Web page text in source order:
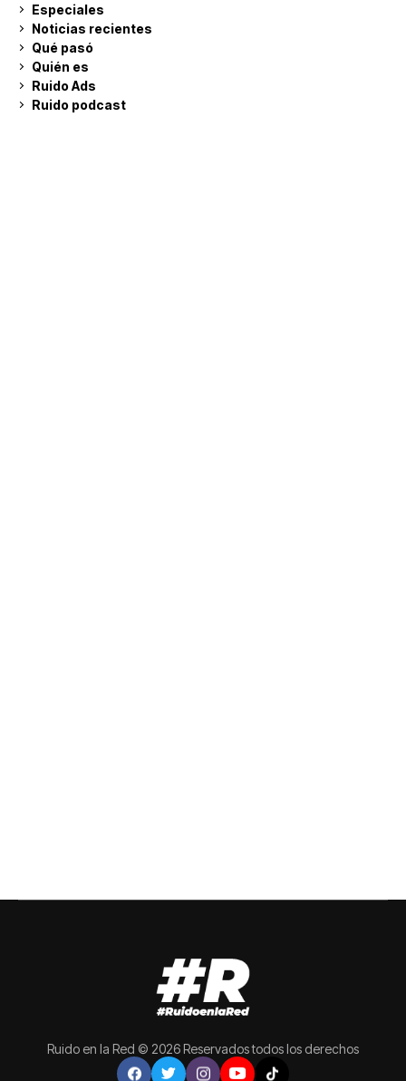
Especiales
Noticias recientes
Qué pasó
Quién es
Ruido Ads
Ruido podcast
Ruido en la Red © 2026 Reservados todos los derechos